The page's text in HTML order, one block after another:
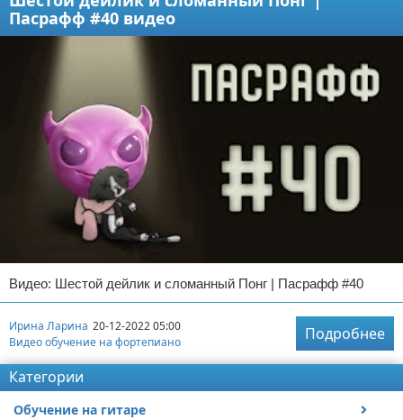
Пасрафф #40 видео
Видео: Шестой дейлик и сломанный Понг | Пасрафф #40
Ирина Ларина 20-12-2022 05:00
Видео обучение на фортепиано
Подробнее
Категории
Обучение на гитаре